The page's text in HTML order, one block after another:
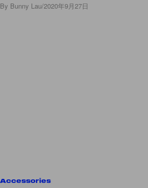
By Bunny Lau/2020年9月27日
Accessories